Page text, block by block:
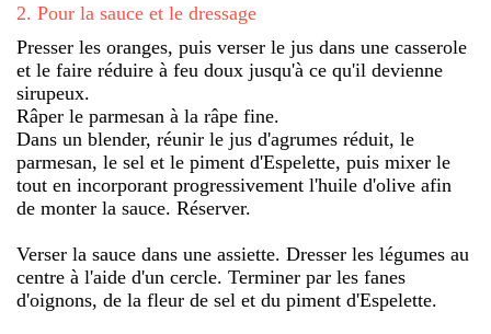
2. Pour la sauce et le dressage
Presser les oranges, puis verser le jus dans une casserole
et le faire réduire à feu doux jusqu'à ce qu'il devienne
sirupeux.
Râper le parmesan à la râpe fine.
Dans un blender, réunir le jus d'agrumes réduit, le
parmesan, le sel et le piment d'Espelette, puis mixer le
tout en incorporant progressivement l'huile d'olive afin
de monter la sauce. Réserver.
Verser la sauce dans une assiette. Dresser les légumes au
centre à l'aide d'un cercle. Terminer par les fanes
d'oignons, de la fleur de sel et du piment d'Espelette.